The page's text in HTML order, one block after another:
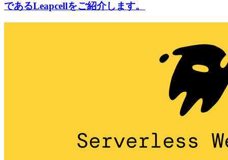
であるLeapcellをご紹介します。